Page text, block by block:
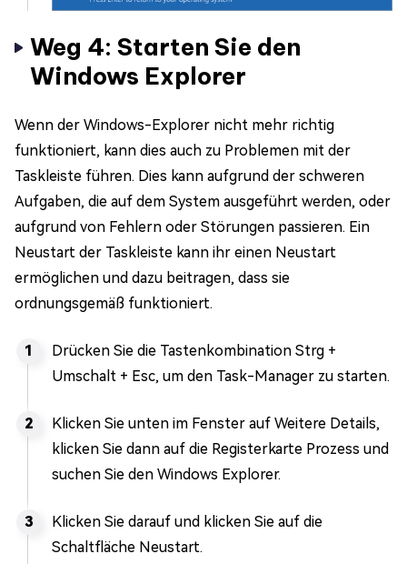
Weg 4: Starten Sie den
Windows Explorer
Wenn der Windows-Explorer nicht mehr richtig
funktioniert, kann dies auch zu Problemen mit der
Taskleiste führen. Dies kann aufgrund der schweren
Aufgaben, die auf dem System ausgeführt werden, oder
aufgrund von Fehlern oder Störungen passieren. Ein
Neustart der Taskleiste kann ihr einen Neustart
ermöglichen und dazu beitragen, dass sie
ordnungsgemäß funktioniert.
Drücken Sie die Tastenkombination Strg +
Umschalt + Esc, um den Task-Manager zu starten.
Klicken Sie unten im Fenster auf Weitere Details,
klicken Sie dann auf die Registerkarte Prozess und
suchen Sie den Windows Explorer.
Klicken Sie darauf und klicken Sie auf die
Schaltfläche Neustart.